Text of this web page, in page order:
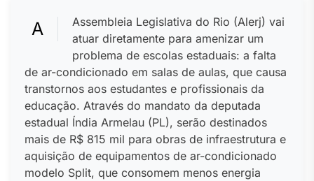
A
Assembleia Legislativa do Rio (Alerj) vai
atuar diretamente para amenizar um
problema de escolas estaduais: a falta
de ar-condicionado em salas de aulas, que causa
transtornos aos estudantes e profissionais da
educação. Através do mandato da deputada
estadual Índia Armelau (PL), serão destinados
mais de R$ 815 mil para obras de infraestrutura e
aquisição de equipamentos de ar-condicionado
modelo Split, que consomem menos energia